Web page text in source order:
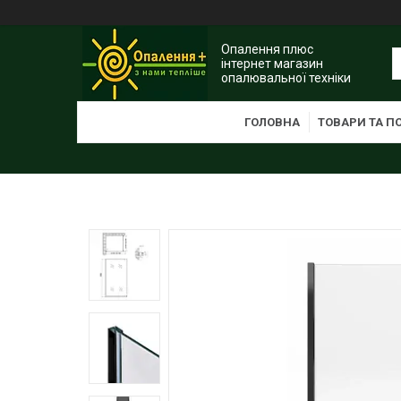
Опалення плюс
інтернет магазин
опалювальної техніки
ГОЛОВНА ТОВАРИ ТА